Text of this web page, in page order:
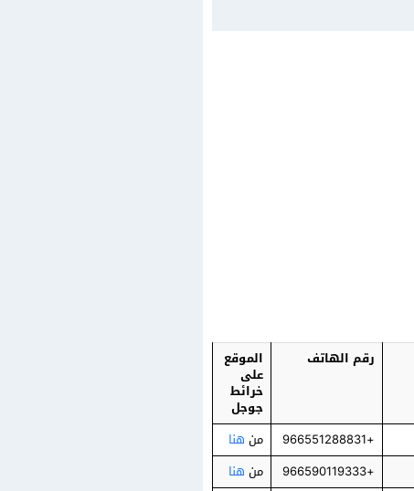
رقم الهاتف الموقع
على
خرائط
جوجل
+966551288831 من هنا
+966590119333 من هنا